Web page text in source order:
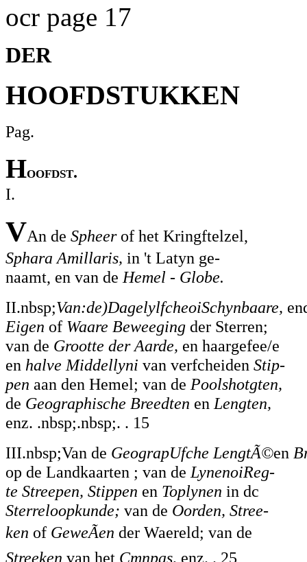
ocr page 17
DER
HOOFDSTUKKEN
Pag.
Hoofdst.
I.
VAn de Spheerof het Kringftelzel,
Sphara Amillaris, in 't Latyn ge-
naamt, en van de Hemel - Globe.
II.nbsp;Van:de)DagelylfcheoiSchynbaare,
Eigen of Waare Beweeging der Sterren;
van de Grootte der Aarde, en haargefee/e
en halve Middellyni van verfcheiden Stip-
pen aan den Hemel; van de Poolshotgten,
de Geographische Breedten en Lengten,
enz. .nbsp;.nbsp;. . 15
III.nbsp;Van de GeograpUfche LengtÃ©en
op de Landkaarten ; van de LynenoiReg-
te Streepen, Stippen en Toplynen in dc
Sterreloopkunde; van de Oorden, Stree-
ken of GeweÃen der Waereld; van de
Streeken van het Cmnpas, enz. . 25